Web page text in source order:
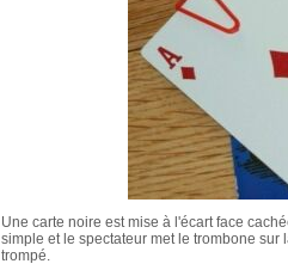
Une carte noire est mise à l'écart face
simple et le spectateur met le trombone
trompé.